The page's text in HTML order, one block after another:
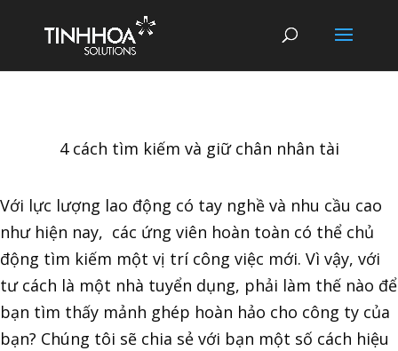
4 cách tìm kiếm và giữ chân nhân tài
Với lực lượng lao động có tay nghề và nhu cầu cao
như hiện nay, các ứng viên hoàn toàn có thể chủ
động tìm kiếm một vị trí công việc mới. Vì vậy, với
tư cách là một nhà tuyển dụng, phải làm thế nào để
bạn tìm thấy mảnh ghép hoàn hảo cho công ty của
bạn? Chúng tôi sẽ chia sẻ với bạn một số cách hiệu